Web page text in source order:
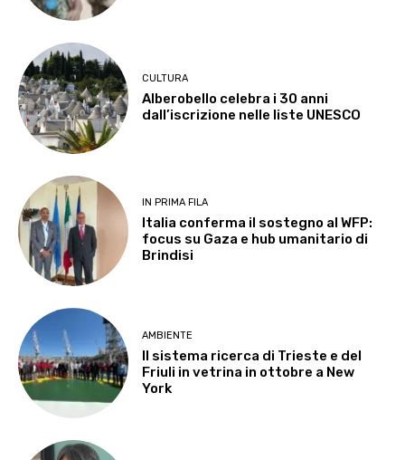
CULTURA
Alberobello celebra i 30 anni
dall’iscrizione nelle liste UNESCO
IN PRIMA FILA
Italia conferma il sostegno al WFP:
focus su Gaza e hub umanitario di
Brindisi
AMBIENTE
Il sistema ricerca di Trieste e del
Friuli in vetrina in ottobre a New
York